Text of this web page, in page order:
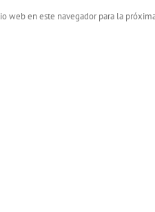
web en este navegador para la